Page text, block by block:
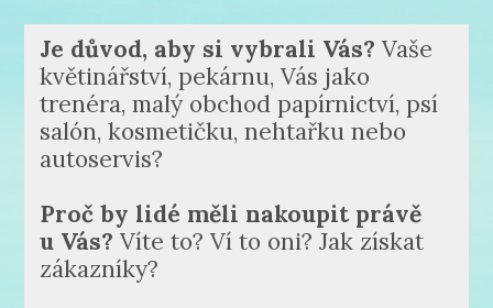
Je důvod, aby si vybrali Vás? Vaše
květinářství, pekárnu, Vás jako
trenéra, malý obchod papírnictví, psí
salón, kosmetičku, nehtařku nebo
autoservis?
Proč by lidé měli nakoupit právě
u Vás? Víte to? Ví to oni? Jak získat
zákazníky?